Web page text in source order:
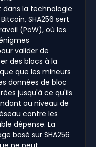
la technologie
SHA256 sert
(PoW), où les
valider de
des blocs à la
que les mineurs
données de bloc
jusqu'à ce qu'ils
au niveau de
contre les
dépense. La
basé sur SHA256